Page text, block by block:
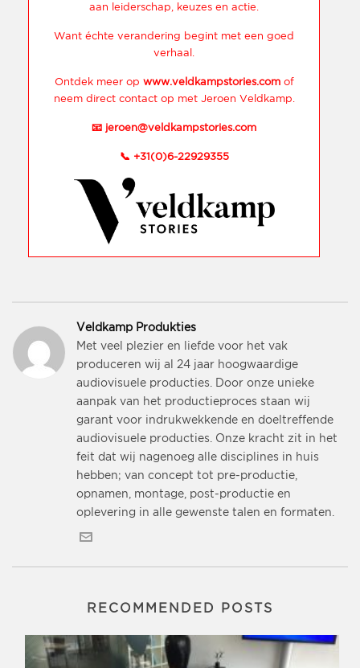
aan leiderschap, keuzes en actie.
Want échte verandering begint met een goed
verhaal.
Ontdek meer op www.veldkampstories.comof
neem direct contact op met Jeroen Veldkamp.
📧 jeroen@veldkampstories.com
📞 +31(0)6-22929355
Veldkamp Produkties
Met veel plezier en liefde voor het vak
produceren wij al 24 jaar hoogwaardige
audiovisuele producties. Door onze unieke
aanpak van het productieproces staan wij
garant voor indrukwekkende en doeltreffende
audiovisuele producties. Onze kracht zit in het
feit dat wij nagenoeg alle disciplines in huis
hebben; van concept tot pre-productie,
opnamen, montage, post-productie en
oplevering in alle gewenste talen en formaten.
RECOMMENDED POSTS